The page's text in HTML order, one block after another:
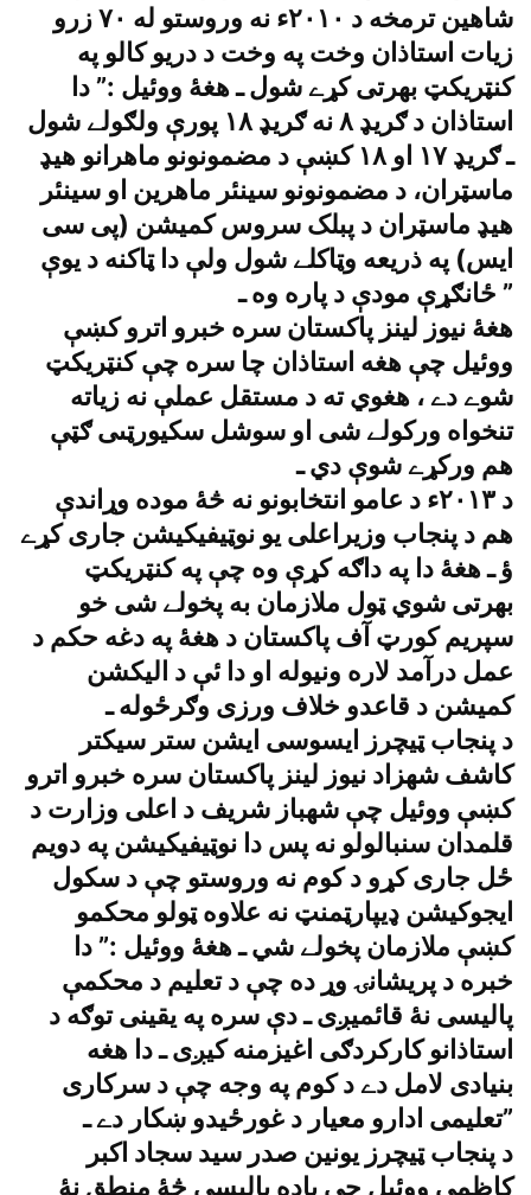
شاهين ترمخه د ٢٠١٠ء نه وروستو له ٧٠ زرو
زيات استاذان وخت په وخت د دريو کالو په
کنټريکټ بهرتى کړے شول ـ هغۀ ووئيل :” دا
استاذان د ګريډ ٨ نه ګريډ ١٨ پورې ولګولے شول
ـ ګريډ ١٧ او ١٨ کښې د مضمونونو ماهرانو هيډ
ماسټران، د مضمونونو سينئر ماهرين او سينئر
هيډ ماسټران د پبلک سروس کميشن (پى سى
ايس) په ذريعه وټاکلے شول ولې دا ټاکنه د يوې
ځانګړې مودې د پاره وه ـ ”
هغۀ نيوز لينز پاکستان سره خبرو اترو کښې
ووئيل چې هغه استاذان چا سره چې کنټريکټ
شوے دے ، هغوي ته د مستقل عملې نه زياته
تنخواه ورکولے شى او سوشل سکيورټىى ګټې
هم ورکړے شوې دي ـ
د ٢٠١٣ء د عامو انتخابونو نه څۀ موده وړاندې
هم د پنجاب وزيراعلى يو نوټيفيکيشن جارى کړے
ؤ ـ هغۀ دا په داګه کړې وه چې په کنټريکټ
بهرتى شوي ټول ملازمان به پخولے شى خو
سپريم کورټ آف پاکستان د هغۀ په دغه حکم د
عمل درآمد لاره ونيوله او دا ئې د اليکشن
کميشن د قاعدو خلاف ورزى وګرځوله ـ
د پنجاب ټيچرز ايسوسى ايشن ستر سيکتر
کاشف شهزاد نيوز لينز پاکستان سره خبرو اترو
کښې ووئيل چې شهباز شريف د اعلى وزارت د
قلمدان سنبالولو نه پس دا نوټيفيکيشن په دويم
ځل جارى کړو د کوم نه وروستو چې د سکول
ايجوکيشن ډيپارټمنټ نه علاوه ټولو محکمو
کښې ملازمان پخولے شي ـ هغۀ ووئيل :” دا
خبره د پريشانۍ وړ ده چې د تعليم د محکمې
پاليسى نۀ قائميږى ـ دې سره په يقينى توګه د
استاذانو کارکردګى اغيزمنه کيږى ـ دا هغه
بنيادى لامل دے د کوم په وجه چې د سرکارى
تعليمى ادارو معيار د غورځيدو ښکار دے ـ”
د پنجاب ټيچرز يونين صدر سيد سجاد اکبر
کاظمى ووئيل چې ياده پاليسى څۀ منطق نۀ